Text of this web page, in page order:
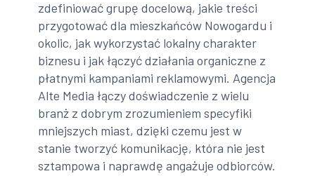
zdefiniować grupę docelową, jakie treści
przygotować dla mieszkańców Nowogardu i
okolic, jak wykorzystać lokalny charakter
biznesu i jak łączyć działania organiczne z
płatnymi kampaniami reklamowymi. Agencja
Alte Media łączy doświadczenie z wielu
branż z dobrym zrozumieniem specyfiki
mniejszych miast, dzięki czemu jest w
stanie tworzyć komunikację, która nie jest
sztampowa i naprawdę angażuje odbiorców.